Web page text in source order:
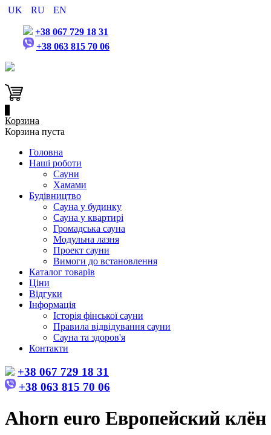
UK RU EN
+38 067 729 18 31
+38 063 815 70 06
Корзина
Корзина пуста
Головна
Наші роботи
Сауни
Хамами
Будівництво
Сауна у будинку
Сауна у квартирі
Громадська сауна
Модульна лазня
Проект сауни
Вимоги до встановлення
Каталог товарів
Ціни
Відгуки
Інформація
Історія фінської сауни
Правила відвідування сауни
Сауна та здоров'я
Контакти
+38 067 729 18 31
+38 063 815 70 06
Ahorn euro Европейский клён